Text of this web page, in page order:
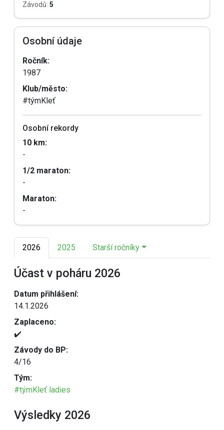
Závodů: 5
Osobní údaje
Ročník:
1987
Klub/město:
#týmKleť
Osobní rekordy
10 km:
-
1/2 maraton:
-
Maraton:
-
2026 2025 Starší ročníky
Účast v poháru 2026
Datum přihlášení:
14.1.2026
Zaplaceno:
✔️
Závody do BP:
4/16
Tým:
#týmKleť ladies
Výsledky 2026